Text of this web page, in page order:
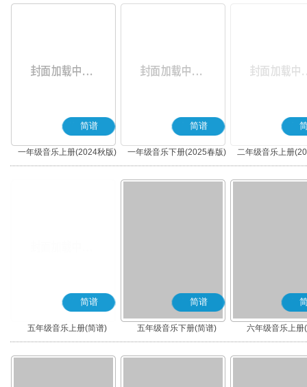
简谱
一年级音乐上册(2024秋版)
(简谱)
简谱
一年级音乐下册(2025春版)
(简谱)
二年级音乐上册
(简谱)
简谱
五年级音乐上册(简谱)
简谱
五年级音乐下册(简谱) 六年级音乐上册